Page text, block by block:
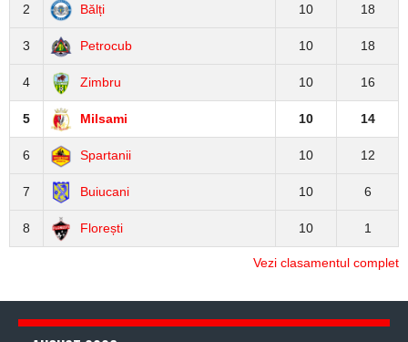
2 Bălți 10 18
3 Petrocub 10 18
4 Zimbru 10 16
5 Milsami 10 14
6 Spartanii 10 12
7 Buiucani 10 6
8 Florești 10 1
Vezi clasamentul complet